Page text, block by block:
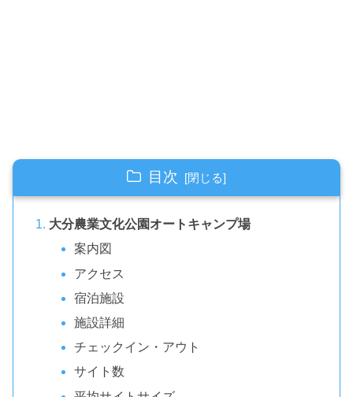
目次
大分農業文化公園オートキャンプ場
案内図
アクセス
宿泊施設
施設詳細
チェックイン・アウト
サイト数